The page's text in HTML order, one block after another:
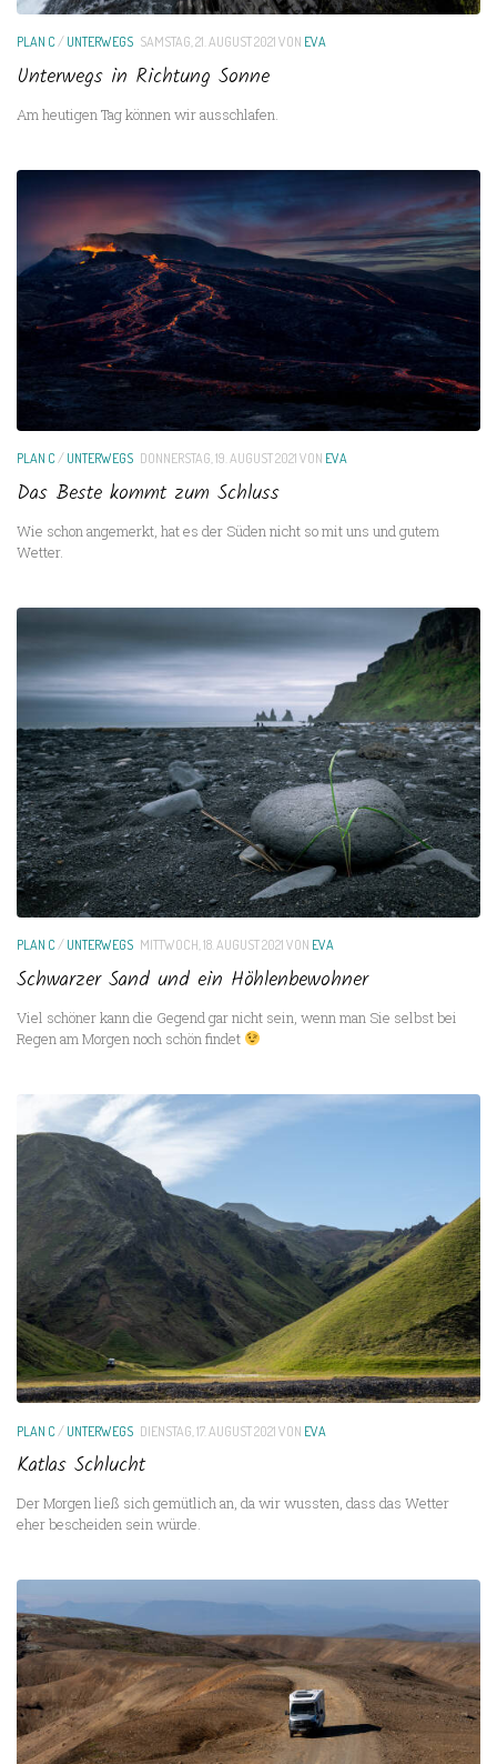
PLAN C/UNTERWEGS SAMSTAG, 21. AUGUST 2021VON EVA
Unterwegs in Richtung Sonne
Am heutigen Tag können wir ausschlafen.
PLAN C/UNTERWEGS DONNERSTAG, 19. AUGUST 2021VON EVA
Das Beste kommt zum Schluss
Wie schon angemerkt, hat es der Süden nicht so mit uns und gutem
Wetter.
PLAN C/UNTERWEGS MITTWOCH, 18. AUGUST 2021VON EVA
Schwarzer Sand und ein Höhlenbewohner
Viel schöner kann die Gegend gar nicht sein, wenn man Sie selbst bei
Regen am Morgen noch schön findet
PLAN C/UNTERWEGS DIENSTAG, 17. AUGUST 2021VON EVA
Katlas Schlucht
Der Morgen ließ sich gemütlich an, da wir wussten, dass das Wetter
eher bescheiden sein würde.